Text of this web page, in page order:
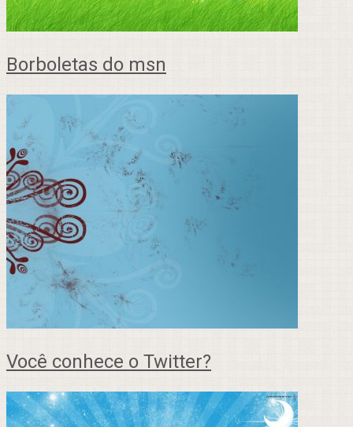
Borboletas do msn
Você conhece o Twitter?